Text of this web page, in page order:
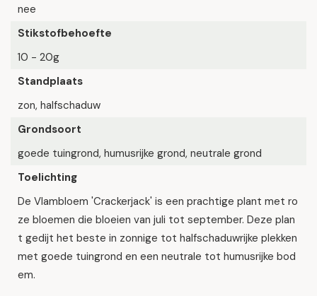
nee
Stikstofbehoefte
10 - 20g
Standplaats
zon, halfschaduw
Grondsoort
goede tuingrond, humusrijke grond, neutrale grond
Toelichting
De Vlambloem 'Crackerjack' is een prachtige plant met ro
ze bloemen die bloeien van juli tot september. Deze plan
t gedijt het beste in zonnige tot halfschaduwrijke plekken
met goede tuingrond en een neutrale tot humusrijke bod
em.